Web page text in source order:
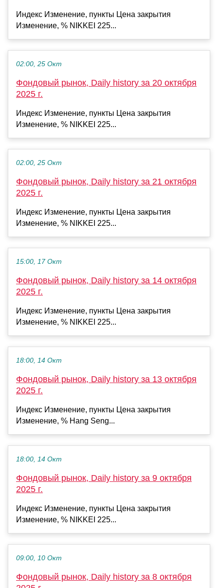
Индекс Изменение, пункты Цена закрытия
Изменение, % NIKKEI 225...
02:00, 25 Окт
Фондовый рынок, Daily history за 20 октября
2025 г.
Индекс Изменение, пункты Цена закрытия
Изменение, % NIKKEI 225...
02:00, 25 Окт
Фондовый рынок, Daily history за 21 октября
2025 г.
Индекс Изменение, пункты Цена закрытия
Изменение, % NIKKEI 225...
15:00, 17 Окт
Фондовый рынок, Daily history за 14 октября
2025 г.
Индекс Изменение, пункты Цена закрытия
Изменение, % NIKKEI 225...
18:00, 14 Окт
Фондовый рынок, Daily history за 13 октября
2025 г.
Индекс Изменение, пункты Цена закрытия
Изменение, % Hang Seng...
18:00, 14 Окт
Фондовый рынок, Daily history за 9 октября
2025 г.
Индекс Изменение, пункты Цена закрытия
Изменение, % NIKKEI 225...
09:00, 10 Окт
Фондовый рынок, Daily history за 8 октября